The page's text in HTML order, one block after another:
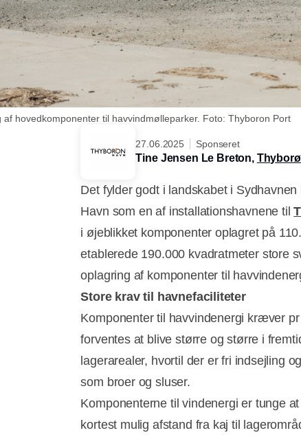
hovedkomponenter til havvindmølleparker. Foto: Thyboron Port
27.06.2025 Sponseret
Tine Jensen Le Breton,
Det fylder godt i landskabet i
Havn som en af installationshavnene til
i øjeblikket komponenter oplagret på
etablerede 190.000 kvadratmeter store
oplagring af komponenter til
Store krav til havnefaciliteter
Komponenter til havvindenergi kræver
forventes at blive større og større i
lagerarealer, hvortil der er fri indsejling
som broer og sluser.
Komponenterne til vindenergi er tunge
kortest mulig afstand fra kaj til